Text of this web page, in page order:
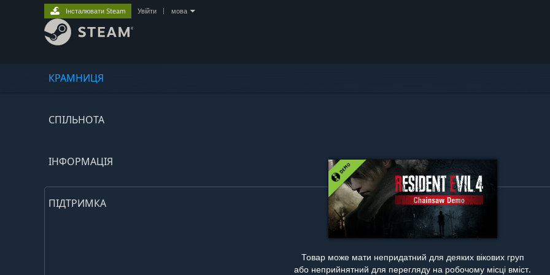
КРАМНИЦЯ
СПІЛЬНОТА
ІНФОРМАЦІЯ
ПІДТРИМКА
Інсталювати Steam Увійти мова
Товар може мати непридатний для деяких вікових груп
або неприйнятний для перегляду на робочому місці вміст.